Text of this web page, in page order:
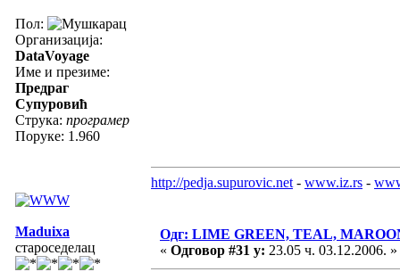
Пол:
Организација:
DataVoyage
Име и презиме:
Предраг
Супуровић
Струка: програмер
Поруке: 1.960
http://pedja.supurovic.net - www.iz.rs -
Maduixa
староседелац
Одг: LIME GREEN, TEAL,
« Одговор #31 у: 23.05 ч. 03.12.2006. »